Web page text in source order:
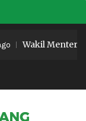
Wakil Menteri